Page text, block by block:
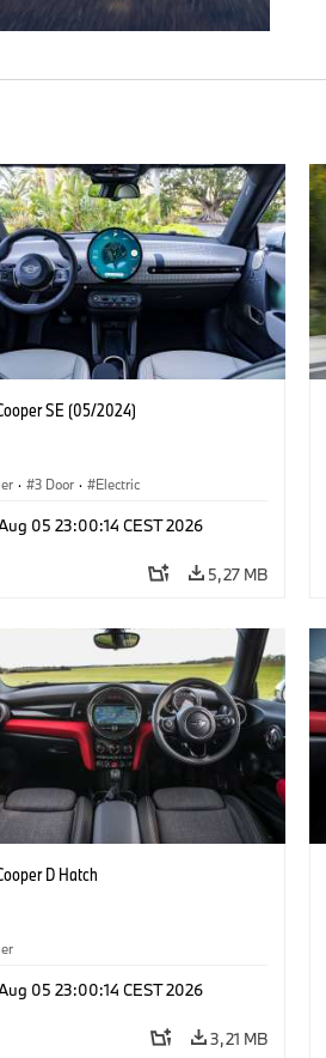
SE (05/2024)
· 3 Door · Electric
05 23:00:14 CEST 2026
5,27 MB
D Hatch
05 23:00:14 CEST 2026
3,21 MB